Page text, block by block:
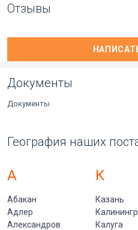
Отзывы
Документы
Документы
География наших
А
Абакан
Адлер
Александров
К
Казань
Калуга